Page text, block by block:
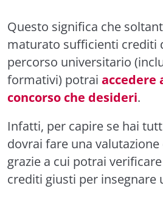
Questo significa che
maturato sufficienti crediti
percorso universitario
formativi) potrai accedere
concorso che desideri.
Infatti, per capire se hai
dovrai fare una
grazie a cui potrai
crediti giusti per insegnare